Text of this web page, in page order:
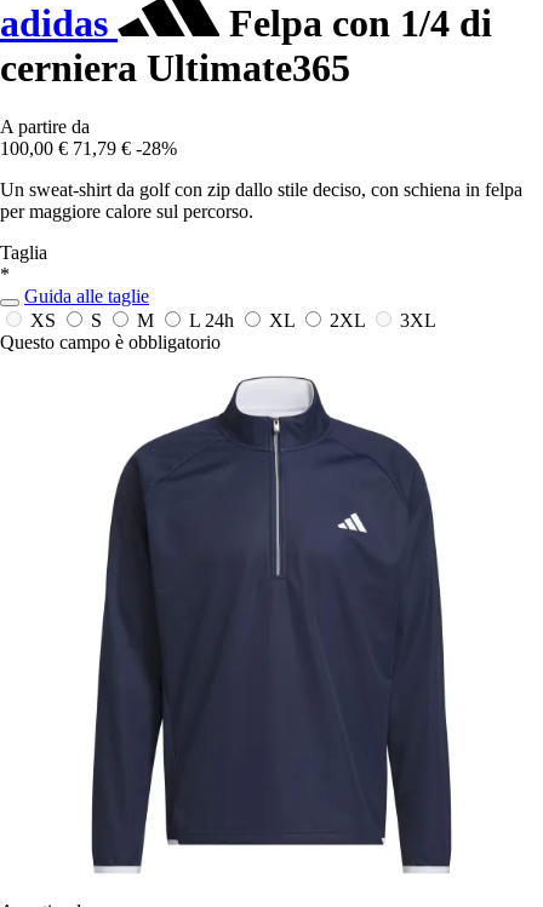
adidas
Felpa con 1/4 di
cerniera Ultimate365
A partire da
100,00 € 71,79 € -28%
Un sweat-shirt da golf con zip dallo stile deciso, con schiena in felpa
per maggiore calore sul percorso.
Taglia
*
Guida alle taglie
XS
S M L 24h XL 2XL
3XL
Questo campo è obbligatorio